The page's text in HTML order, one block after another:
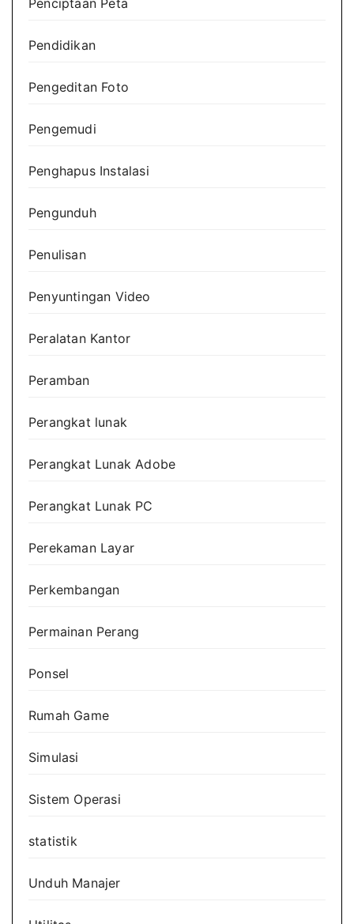
Pendidikan
Pengeditan Foto
Pengemudi
Penghapus Instalasi
Pengunduh
Penulisan
Penyuntingan Video
Peralatan Kantor
Peramban
Perangkat lunak
Perangkat Lunak Adobe
Perangkat Lunak PC
Perekaman Layar
Perkembangan
Permainan Perang
Ponsel
Rumah Game
Simulasi
Sistem Operasi
statistik
Unduh Manajer